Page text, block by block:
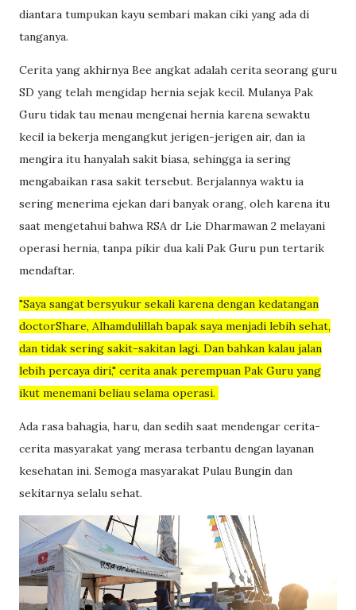
diantara tumpukan kayu sembari makan ciki yang ada di
tanganya.
Cerita yang akhirnya Bee angkat adalah cerita seorang guru
SD yang telah mengidap hernia sejak kecil. Mulanya Pak
Guru tidak tau menau mengenai hernia karena sewaktu
kecil ia bekerja mengangkut jerigen-jerigen air, dan ia
mengira itu hanyalah sakit biasa, sehingga ia sering
mengabaikan rasa sakit tersebut. Berjalannya waktu ia
sering menerima ejekan dari banyak orang, oleh karena itu
saat mengetahui bahwa RSA dr Lie Dharmawan 2 melayani
operasi hernia, tanpa pikir dua kali Pak Guru pun tertarik
mendaftar.
"Saya sangat bersyukur sekali karena dengan kedatangan
doctorShare, Alhamdulillah bapak saya menjadi lebih sehat,
dan tidak sering sakit-sakitan lagi. Dan bahkan kalau jalan
lebih percaya diri," cerita anak perempuan Pak Guru yang
ikut menemani beliau selama operasi.
Ada rasa bahagia, haru, dan sedih saat mendengar cerita-
cerita masyarakat yang merasa terbantu dengan layanan
kesehatan ini. Semoga masyarakat Pulau Bungin dan
sekitarnya selalu sehat.